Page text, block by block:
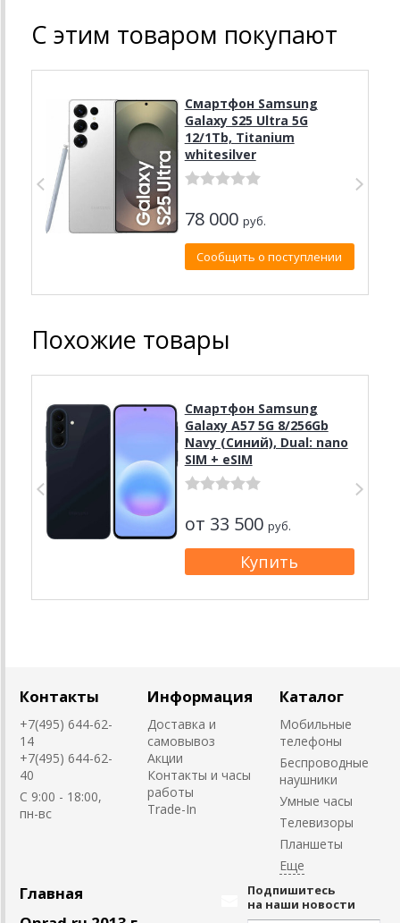
С этим товаром покупают
Смартфон Samsung
Galaxy S25 Ultra 5G
12/1Tb, Titanium
whitesilver
78 000 руб.
Сообщить о поступлении
Похожие товары
Смартфон Samsung
Galaxy A57 5G 8/256Gb
Navy (Синий), Dual: nano
SIM + eSIM
от 33 500 руб.
Контакты
+7(495) 644-62-
14
+7(495) 644-62-
40
C 9:00 - 18:00,
пн-вс
Информация
Доставка и
самовывоз
Акции
Контакты и часы
работы
Trade-In
Каталог
Мобильные
телефоны
Беспроводные
наушники
Умные часы
Телевизоры
Планшеты
Главная
Подпишитесь
на наши новости